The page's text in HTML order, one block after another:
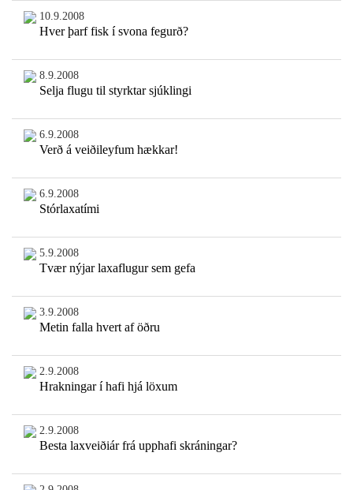
10.9.2008
Hver þarf fisk í svona fegurð?
8.9.2008
Selja flugu til styrktar sjúklingi
6.9.2008
Verð á veiðileyfum hækkar!
6.9.2008
Stórlaxatími
5.9.2008
Tvær nýjar laxaflugur sem gefa
3.9.2008
Metin falla hvert af öðru
2.9.2008
Hrakningar í hafi hjá löxum
2.9.2008
Besta laxveiðiár frá upphafi skráningar?